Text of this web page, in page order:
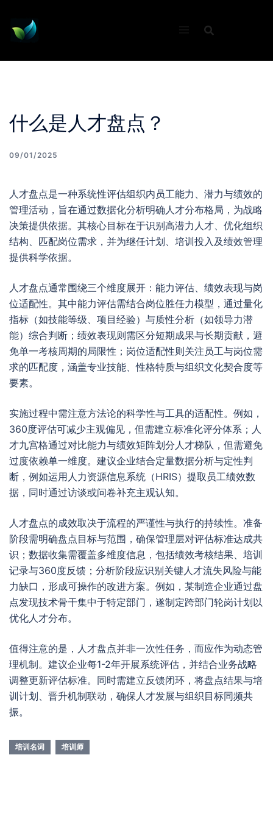
content
什么是人才盘点？
09/01/2025
人才盘点是一种系统性评估组织内员工能力、潜力与绩效的
管理活动，旨在通过数据化分析明确人才分布格局，为战略
决策提供依据。其核心目标在于识别高潜力人才、优化组织
结构、匹配岗位需求，并为继任计划、培训投入及绩效管理
提供科学依据。
人才盘点通常围绕三个维度展开：能力评估、绩效表现与岗
位适配性。其中能力评估需结合岗位胜任力模型，通过量化
指标（如技能等级、项目经验）与质性分析（如领导力潜
能）综合判断；绩效表现则需区分短期成果与长期贡献，避
免单一考核周期的局限性；岗位适配性则关注员工与岗位需
求的匹配度，涵盖专业技能、性格特质与组织文化契合度等
要素。
实施过程中需注意方法论的科学性与工具的适配性。例如，
360度评估可减少主观偏见，但需建立标准化评分体系；人
才九宫格通过对比能力与绩效矩阵划分人才梯队，但需避免
过度依赖单一维度。建议企业结合定量数据分析与定性判
断，例如运用人力资源信息系统（HRIS）提取员工绩效数
据，同时通过访谈或问卷补充主观认知。
人才盘点的成效取决于流程的严谨性与执行的持续性。准备
阶段需明确盘点目标与范围，确保管理层对评估标准达成共
识；数据收集需覆盖多维度信息，包括绩效考核结果、培训
记录与360度反馈；分析阶段应识别关键人才流失风险与能
力缺口，形成可操作的改进方案。例如，某制造企业通过盘
点发现技术骨干集中于特定部门，遂制定跨部门轮岗计划以
优化人才分布。
值得注意的是，人才盘点并非一次性任务，而应作为动态管
理机制。建议企业每1-2年开展系统评估，并结合业务战略
调整更新评估标准。同时需建立反馈闭环，将盘点结果与培
训计划、晋升机制联动，确保人才发展与组织目标同频共
振。
培训名词 培训师